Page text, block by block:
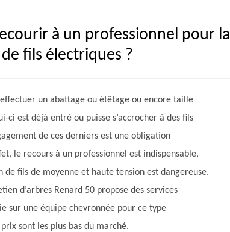
à un professionnel pour la
fils électriques ?
effectuer un abattage ou étêtage ou encore taille
ci est déjà entré ou puisse s’accrocher à des fils
de ces derniers est une obligation
le recours à un professionnel est indispensable,
fils de moyenne et haute tension est dangereuse.
d’arbres Renard 50 propose des services
sur une équipe chevronnée pour ce type
sont les plus bas du marché.